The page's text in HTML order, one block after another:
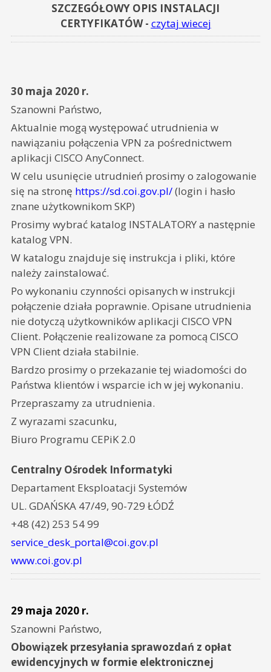
SZCZEGÓŁOWY OPIS INSTALACJI
CERTYFIKATÓW - czytaj wiecej
30 maja 2020 r.
Szanowni Państwo,
Aktualnie mogą występować utrudnienia w
nawiązaniu połączenia VPN za pośrednictwem
aplikacji CISCO AnyConnect.
W celu usunięcie utrudnień prosimy o zalogowanie
się na stronę https://sd.coi.gov.pl/(login i hasło
znane użytkownikom SKP)
Prosimy wybrać katalog INSTALATORY a następnie
katalog VPN.
W katalogu znajduje się instrukcja i pliki, które
należy zainstalować.
Po wykonaniu czynności opisanych w instrukcji
połączenie działa poprawnie. Opisane utrudnienia
nie dotyczą użytkowników aplikacji CISCO VPN
Client. Połączenie realizowane za pomocą CISCO
VPN Client działa stabilnie.
Bardzo prosimy o przekazanie tej wiadomości do
Państwa klientów i wsparcie ich w jej wykonaniu.
Przepraszamy za utrudnienia.
Z wyrazami szacunku,
Biuro Programu CEPiK 2.0
Centralny Ośrodek Informatyki
Departament Eksploatacji Systemów
UL. GDAŃSKA 47/49, 90-729 ŁÓDŹ
+48 (42) 253 54 99
service_desk_portal@coi.gov.pl
www.coi.gov.pl
29 maja 2020 r.
Szanowni Państwo,
Obowiązek przesyłania sprawozdań z opłat
ewidencyjnych w formie elektronicznej